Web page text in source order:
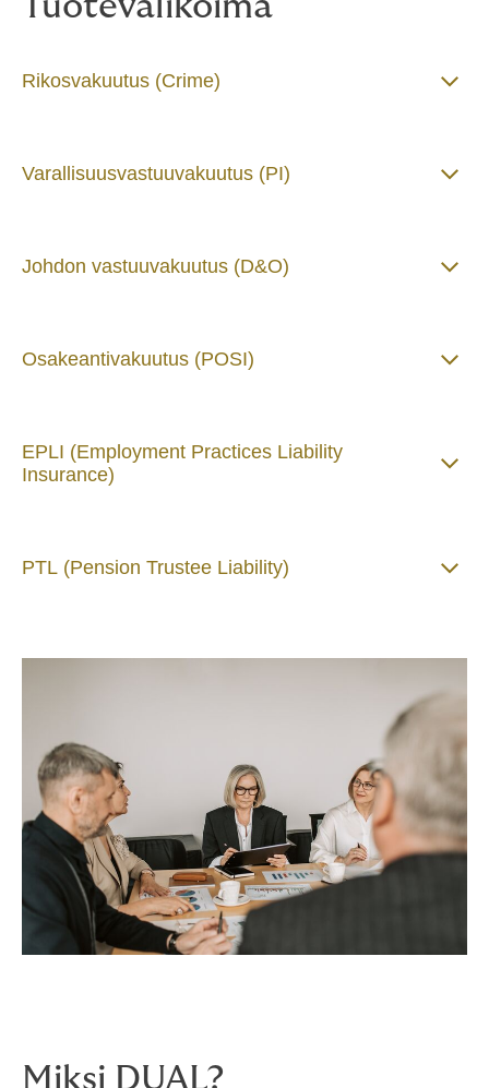
Rikosvakuutus (Crime)
Varallisuusvastuuvakuutus (PI)
Johdon vastuuvakuutus (D&O)
Osakeantivakuutus (POSI)
EPLI (Employment Practices Liability
Insurance)
PTL (Pension Trustee Liability)
Miksi DUAL?